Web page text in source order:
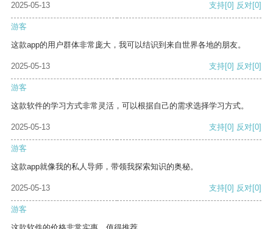
2025-05-13 支持[0] 反对[0]
游客
这款app的用户群体非常庞大，我可以结识到来自世界各地的朋友。
2025-05-13 支持[0] 反对[0]
游客
这款软件的学习方式非常灵活，可以根据自己的需求选择学习方式。
2025-05-13 支持[0] 反对[0]
游客
这款app就像我的私人导师，带领我探索知识的奥秘。
2025-05-13 支持[0] 反对[0]
游客